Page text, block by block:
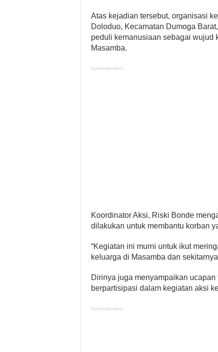
Atas kejadian tersebut, organisasi
Doloduo, Kecamatan Dumoga
peduli kemanusiaan sebagai wujud
Masamba.
Advertisement
Koordinator Aksi, Riski Bonde
dilakukan untuk membantu korban
“Kegiatan ini murni untuk ikut
keluarga di Masamba dan
Dirinya juga menyampaikan
berpartisipasi dalam kegiatan aksi
Advertisement